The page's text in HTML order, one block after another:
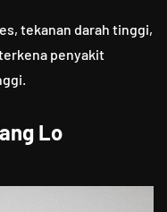
tekanan darah tinggi,
penyakit
Lo